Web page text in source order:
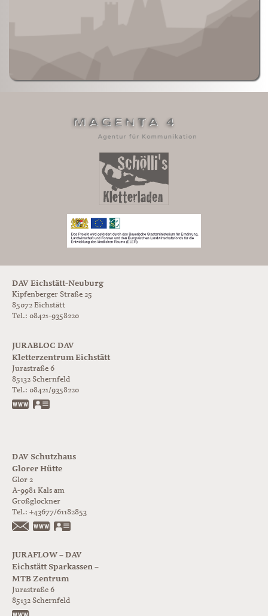
DAV Eichstätt-Neuburg
Kipfenberger Straße 25
85072 Eichstätt
Tel.: 08421-9358220
JURABLOC DAV
Kletterzentrum Eichstätt
Jurastraße 6
85132 Schernfeld
Tel.: 08421/9358220
www.jurabloc.de
DAV Schutzhaus
Glorer Hütte
Glor 2
A-9981 Kals am
Großglockner
Tel.: +43677/61182853
https://www.glorer-huette.at/
JURAFLOW – DAV
Eichstätt Sparkassen –
MTB Zentrum
Jurastraße 6
85132 Schernfeld